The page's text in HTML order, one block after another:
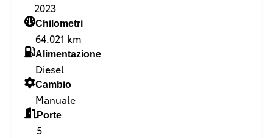
2023
Chilometri
64.021 km
Alimentazione
Diesel
Cambio
Manuale
Porte
5